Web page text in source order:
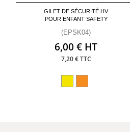
GILET DE SÉCURITÉ HV
POUR ENFANT SAFETY
(EPSK04)
6,00 € HT
7,20 € TTC